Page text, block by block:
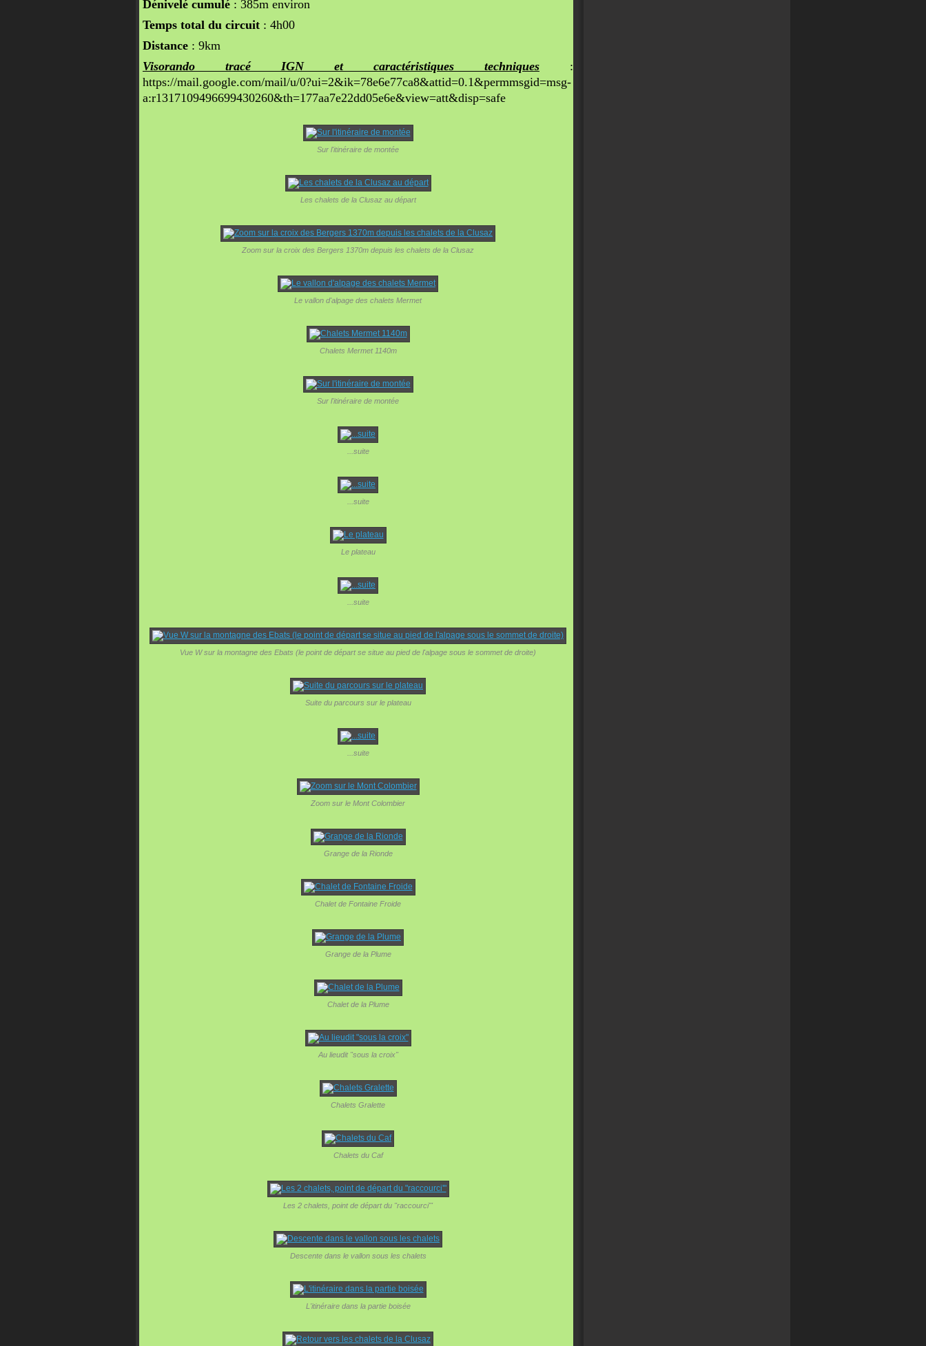
Dénivelé cumulé : 385m environ
Temps total du circuit : 4h00
Distance : 9km
Visorando tracé IGN et caractéristiques techniques :
https://mail.google.com/mail/u/0?ui=2&ik=78e6e77ca8&attid=0.1&permmsgid=msg-
a:r1317109496699430260&th=177aa7e22dd05e6e&view=att&disp=safe
Sur l'itinéraire de montée
Les chalets de la Clusaz au départ
Zoom sur la croix des Bergers 1370m depuis les chalets de la Clusaz
Le vallon d'alpage des chalets Mermet
Chalets Mermet 1140m
Sur l'itinéraire de montée
...suite
...suite
Le plateau
...suite
Vue W sur la montagne des Ebats (le point de départ se situe au pied de l'alpage sous le sommet de droite)
Suite du parcours sur le plateau
...suite
Zoom sur le Mont Colombier
Grange de la Rionde
Chalet de Fontaine Froide
Grange de la Plume
Chalet de la Plume
Au lieudit "sous la croix"
Chalets Gralette
Chalets du Caf
Les 2 chalets, point de départ du "raccourci'"
Descente dans le vallon sous les chalets
L'itinéraire dans la partie boisée